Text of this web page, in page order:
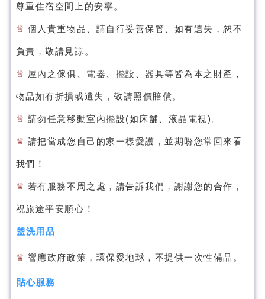
尊重住宿空間上的安寧。
♕ 個人貴重物品、請自行妥善保管、如有遺失，恕不
負責，敬請見諒。
♕ 屋內之傢俱、電器、擺設、器具等皆為本之財產，
物品如有折損或遺失，敬請照價賠償。
♕ 請勿任意移動室內擺設(如床舖、液晶電視)。
♕ 請把當成您自己的家一樣愛護，並期盼您常回來看
我們！
♕ 若有服務不周之處，請告訴我們，謝謝您的合作，
祝旅途平安順心！
盥洗用品
♕ 響應政府政策，環保愛地球，不提供一次性備品。
貼心服務